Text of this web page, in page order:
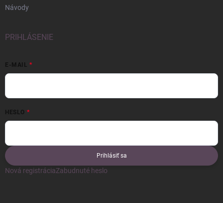
Návody
PRIHLÁSENIE
E-MAIL
HESLO
Prihlásiť sa
Nová registráciaZabudnuté heslo